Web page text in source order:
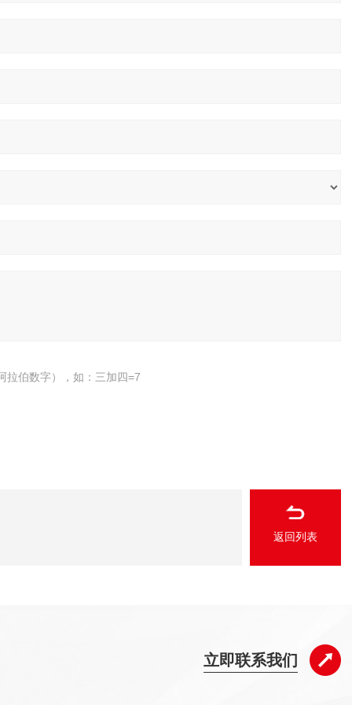
拉伯数字），如：三加四=7
返回列表
立即联系我们